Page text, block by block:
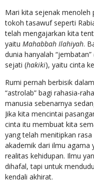
Mari kita sejenak menoleh
tokoh tasawuf seperti
telah mengajarkan kita
yaitu Mahabbah Ilahiyah.
dunia hanyalah “jembatan”
sejati (hakiki), yaitu cinta
Rumi pernah berbisik
“astrolab” bagi rahasia-
manusia sebenarnya
Jika kita mencintai
cinta itu membuat kita
yang telah menitipkan
akademik dari ilmu agama
realitas kehidupan. Ilmu
dihafal, tapi untuk
kendali akhirat.